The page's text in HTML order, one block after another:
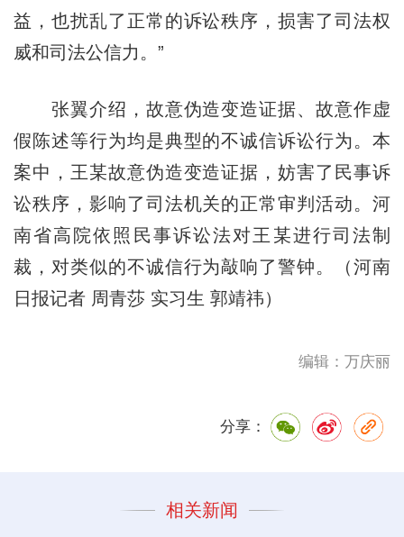
益，也扰乱了正常的诉讼秩序，损害了司法权
威和司法公信力。”
张翼介绍，故意伪造变造证据、故意作虚
假陈述等行为均是典型的不诚信诉讼行为。本
案中，王某故意伪造变造证据，妨害了民事诉
讼秩序，影响了司法机关的正常审判活动。河
南省高院依照民事诉讼法对王某进行司法制
裁，对类似的不诚信行为敲响了警钟。（河南
日报记者 周青莎 实习生 郭靖祎）
编辑：万庆丽
分享：
相关新闻